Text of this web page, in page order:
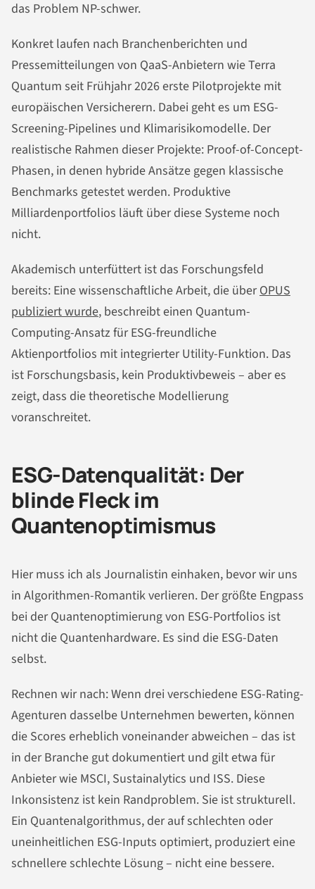
das Problem NP-schwer.
Konkret laufen nach Branchenberichten und
Pressemitteilungen von QaaS-Anbietern wie Terra
Quantum seit Frühjahr 2026 erste Pilotprojekte mit
europäischen Versicherern. Dabei geht es um ESG-
Screening-Pipelines und Klimarisikomodelle. Der
realistische Rahmen dieser Projekte: Proof-of-Concept-
Phasen, in denen hybride Ansätze gegen klassische
Benchmarks getestet werden. Produktive
Milliardenportfolios läuft über diese Systeme noch
nicht.
Akademisch unterfüttert ist das Forschungsfeld
bereits: Eine wissenschaftliche Arbeit, die überOPUS
publiziert wurde, beschreibt einen Quantum-
Computing-Ansatz für ESG-freundliche
Aktienportfolios mit integrierter Utility-Funktion. Das
ist Forschungsbasis, kein Produktivbeweis – aber es
zeigt, dass die theoretische Modellierung
voranschreitet.
ESG-Datenqualität: Der
blinde Fleck im
Quantenoptimismus
Hier muss ich als Journalistin einhaken, bevor wir uns
in Algorithmen-Romantik verlieren. Der größte Engpass
bei der Quantenoptimierung von ESG-Portfolios ist
nicht die Quantenhardware. Es sind die ESG-Daten
selbst.
Rechnen wir nach: Wenn drei verschiedene ESG-Rating-
Agenturen dasselbe Unternehmen bewerten, können
die Scores erheblich voneinander abweichen – das ist
in der Branche gut dokumentiert und gilt etwa für
Anbieter wie MSCI, Sustainalytics und ISS. Diese
Inkonsistenz ist kein Randproblem. Sie ist strukturell.
Ein Quantenalgorithmus, der auf schlechten oder
uneinheitlichen ESG-Inputs optimiert, produziert eine
schnellere schlechte Lösung – nicht eine bessere.